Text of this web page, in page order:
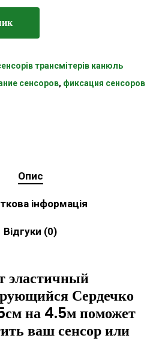
трансмітерів канюль
сенсоров, фиксация сенсоров
Опис
інформація
Відгуки (0)
эластичный
Сердечко
на 4.5м поможет
ваш сенсор или